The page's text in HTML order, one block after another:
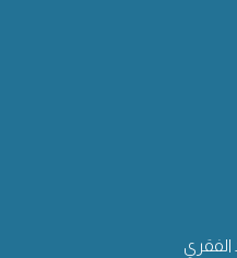
الفقري